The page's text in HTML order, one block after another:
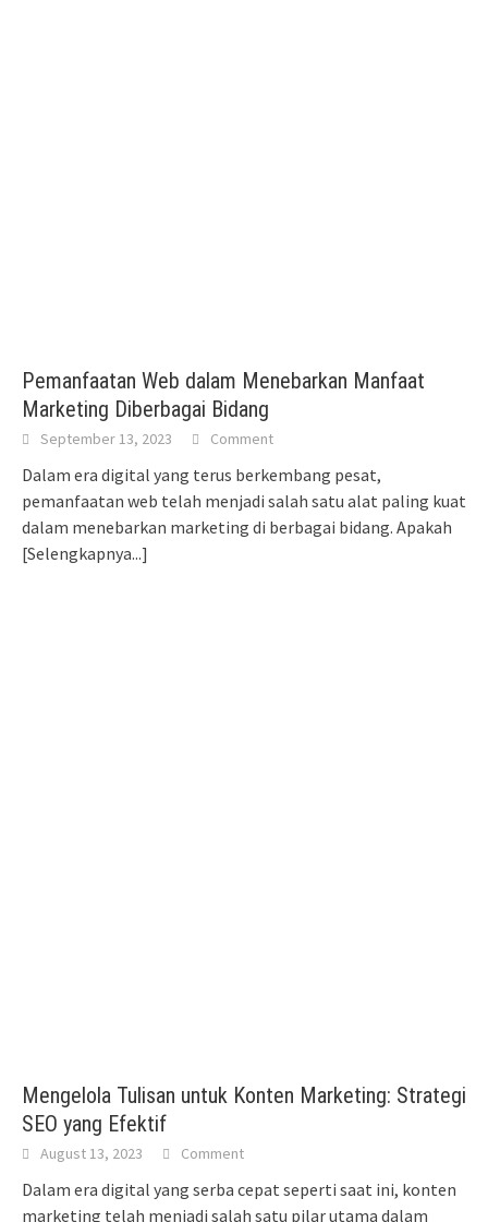
Pemanfaatan Web dalam Menebarkan Manfaat
Marketing Diberbagai Bidang
September 13, 2023 Comment
Dalam era digital yang terus berkembang pesat,
pemanfaatan web telah menjadi salah satu alat paling kuat
dalam menebarkan marketing di berbagai bidang. Apakah
[Selengkapnya...]
Mengelola Tulisan untuk Konten Marketing: Strategi
SEO yang Efektif
August 13, 2023 Comment
Dalam era digital yang serba cepat seperti saat ini, konten
marketing telah menjadi salah satu pilar utama dalam